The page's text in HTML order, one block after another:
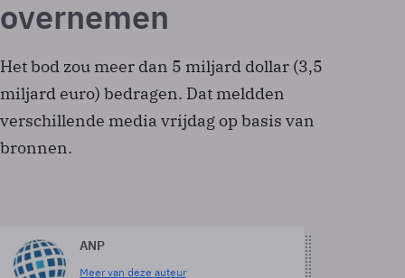
overnemen
Het bod zou meer dan 5 miljard dollar (3,5
miljard euro) bedragen. Dat meldden
verschillende media vrijdag op basis van
bronnen.
ANP
Meer van deze auteur